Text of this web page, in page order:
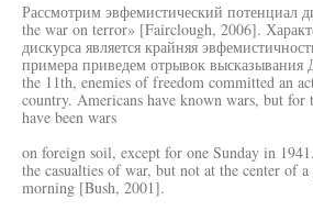
Рассмотрим эвфемистический потенциал
the war on terror» [Fairclough, 2006].
дискурса является крайняя
примера приведем отрывок
the 11th, enemies of freedom committed an
country. Americans have known wars, but for
have been wars
on foreign soil, except for one Sunday in
the casualties of war, but not at the center of
morning [Bush, 2001].